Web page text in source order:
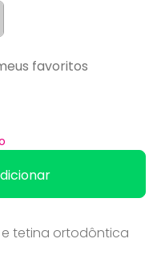
favoritos
tetina ortodôntica